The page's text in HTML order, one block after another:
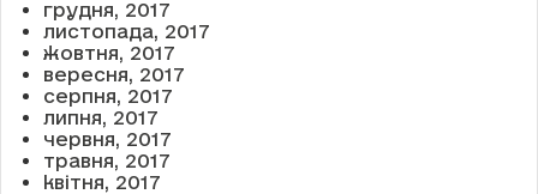
грудня, 2017
листопада, 2017
жовтня, 2017
вересня, 2017
серпня, 2017
липня, 2017
червня, 2017
травня, 2017
квітня, 2017